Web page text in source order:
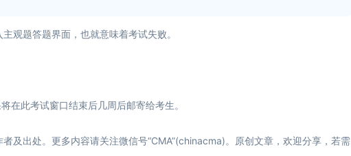
题答题界面，也就意味着考试失败。
此考试窗口结束后几周后邮寄给考生。
出处。更多内容请关注微信号“CMA”(chinacma)。原创文章，欢迎分享，若需